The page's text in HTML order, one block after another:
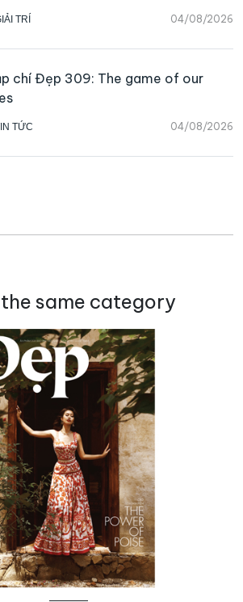
TRÍ 04/08/2026
đôi của Park Bo Kyung sau 23
TỨC 04/08/2026
chí Đẹp 309: The game of our
same category